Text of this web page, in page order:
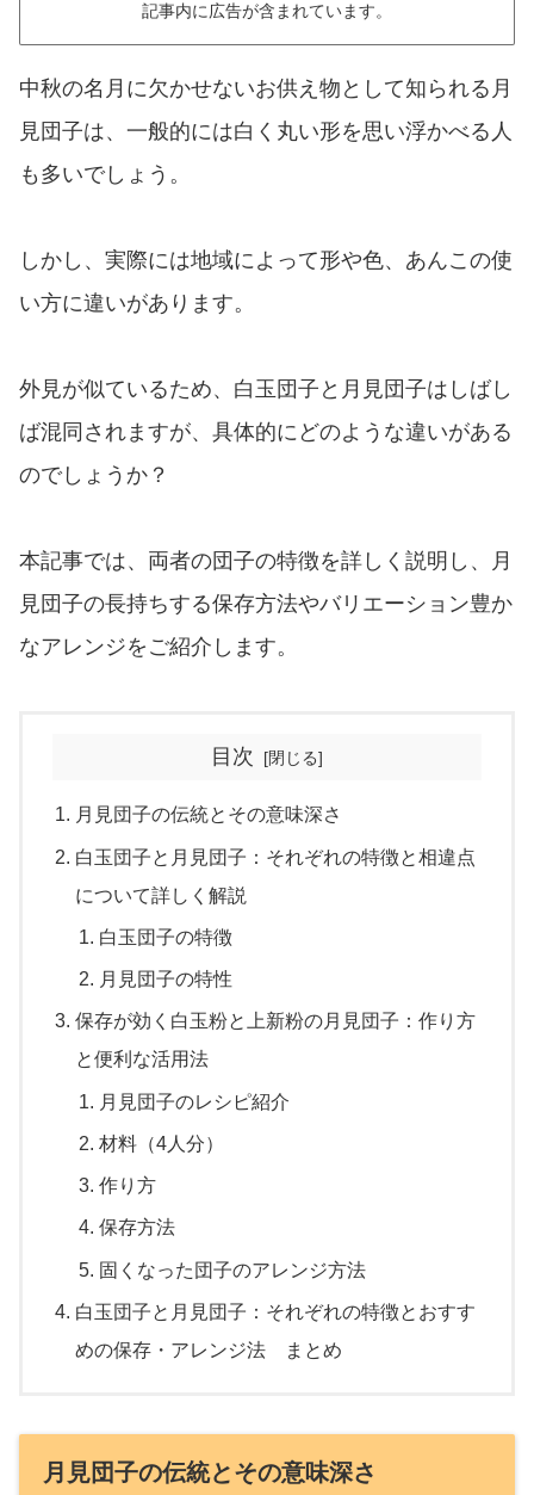
記事内に広告が含まれています。
中秋の名月に欠かせないお供え物として知られる月
見団子は、一般的には白く丸い形を思い浮かべる人
も多いでしょう。
しかし、実際には地域によって形や色、あんこの使
い方に違いがあります。
外見が似ているため、白玉団子と月見団子はしばし
ば混同されますが、具体的にどのような違いがある
のでしょうか？
本記事では、両者の団子の特徴を詳しく説明し、月
見団子の長持ちする保存方法やバリエーション豊か
なアレンジをご紹介します。
目次
月見団子の伝統とその意味深さ
白玉団子と月見団子：それぞれの特徴と相違点
について詳しく解説
白玉団子の特徴
月見団子の特性
保存が効く白玉粉と上新粉の月見団子：作り方
と便利な活用法
月見団子のレシピ紹介
材料（4人分）
作り方
保存方法
固くなった団子のアレンジ方法
白玉団子と月見団子：それぞれの特徴とおすす
めの保存・アレンジ法 まとめ
月見団子の伝統とその意味深さ